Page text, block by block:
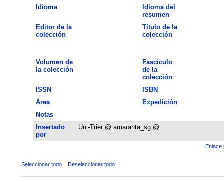
Idioma
Idioma del
resumen
Editor de la
colección
Título de la
colección
Volumen de
la colección
Fascículo
de la
colección
ISSN
ISBN
Área
Expedición
Notas
Insertado
por
Uni-Trier @ amaranta_sg @
Enlace
Seleccionar todo Deseleccionar todo